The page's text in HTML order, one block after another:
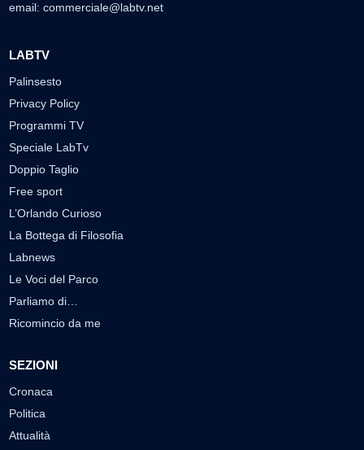
email: commerciale@labtv.net
LABTV
Palinsesto
Privacy Policy
Programmi TV
Speciale LabTv
Doppio Taglio
Free sport
L’Orlando Curioso
La Bottega di Filosofia
Labnews
Le Voci del Parco
Parliamo di…
Ricomincio da me
SEZIONI
Cronaca
Politica
Attualità